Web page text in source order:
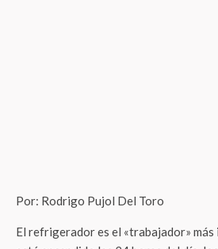
Por: Rodrigo Pujol Del Toro
El refrigerador es el «trabajador» más